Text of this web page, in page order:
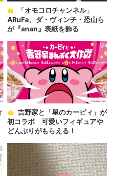
ARuFa、ダ・ヴィンチ・恐山ら
が『anan』表紙を飾る
初コラボ 可愛いフィギュアや
どんぶりがもらえる！